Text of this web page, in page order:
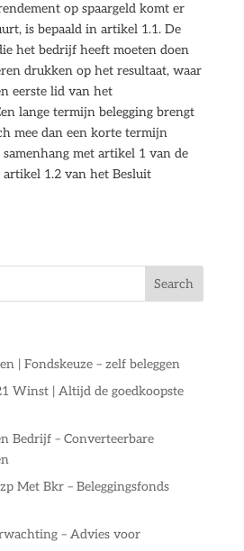
op spaargeld komt er
is bepaald in artikel 1.1. De
het bedrijf heeft moeten doen
drukken op het resultaat, waar
eerste lid van het
lange termijn belegging brengt
mee dan een korte termijn
samenhang met artikel 1 van de
1.2 van het Besluit
| Fondskeuze – zelf beleggen
Winst | Altijd de goedkoopste
Bedrijf – Converteerbare
Met Bkr – Beleggingsfonds
– Advies voor